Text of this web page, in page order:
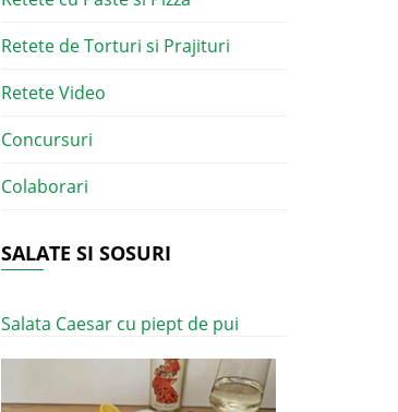
Retete de Torturi si Prajituri
Retete Video
Concursuri
Colaborari
SALATE SI SOSURI
Salata Caesar cu piept de pui